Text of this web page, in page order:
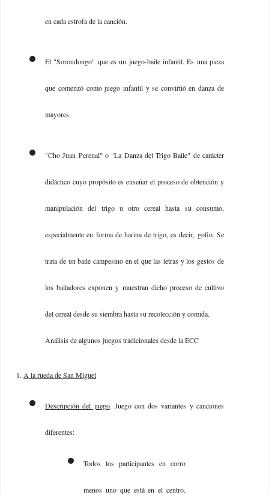
en cada estrofa de la canción.
El "Sorondongo" que es un juego-baile infantil. Es una pieza
que comenzó como juego infantil y se convirtió en danza de
mayores.
"Cho Juan Perenal" o "La Danza del Trigo Baile" de carácter
didáctico cuyo propósito es enseñar el proceso de obtención y
manipulación del trigo u otro cereal hasta su consumo,
especialmente en forma de harina de trigo, es decir, gofio. Se
trata de un baile campesino en el que las letras y los gestos de
los bailadores exponen y muestran dicho proceso de cultivo
del cereal desde su siembra hasta su recolección y comida.
Análisis de algunos juegos tradicionales desde la ECC
1. A la rueda de San Miguel
Descripción del juego. Juego con dos variantes y canciones
diferentes:
Todos los participantes en corro
menos uno que está en el centro.